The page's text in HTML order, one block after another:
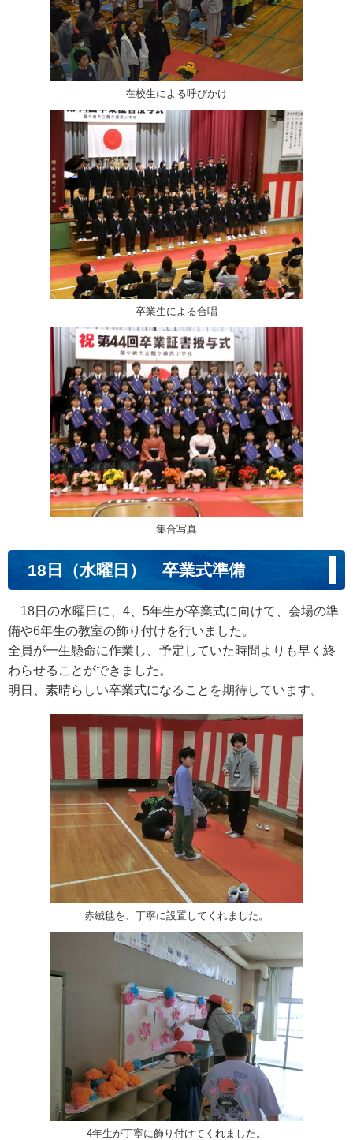
在校生による呼びかけ
卒業生による合唱
集合写真
18日（水曜日） 卒業式準備
18日の水曜日に、4、5年生が卒業式に向けて、会場の準
備や6年生の教室の飾り付けを行いました。
全員が一生懸命に作業し、予定していた時間よりも早く終
わらせることができました。
明日、素晴らしい卒業式になることを期待しています。
赤絨毯を、丁寧に設置してくれました。
4年生が丁寧に飾り付けてくれました。